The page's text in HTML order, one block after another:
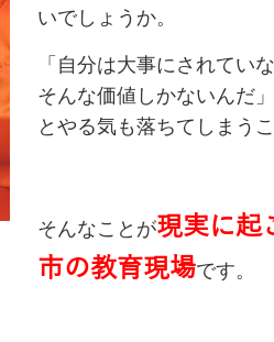
いでしょうか。
「自分は大事にされてい
そんな価値しかないんだ
とやる気も落ちてしまう
そんなことが現実に起
市の教育現場です。